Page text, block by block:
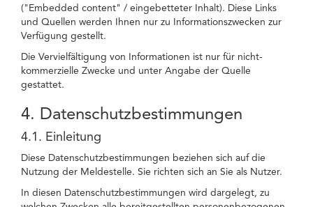
("Embedded content" / eingebetteter Inhalt). Diese Links
und Quellen werden Ihnen nur zu Informationszwecken zur
Verfügung gestellt.
Die Vervielfältigung von Informationen ist nur für nicht-
kommerzielle Zwecke und unter Angabe der Quelle
gestattet.
4. Datenschutzbestimmungen
4.1. Einleitung
Diese Datenschutzbestimmungen beziehen sich auf die
Nutzung der Meldestelle. Sie richten sich an Sie als Nutzer.
In diesen Datenschutzbestimmungen wird dargelegt, zu